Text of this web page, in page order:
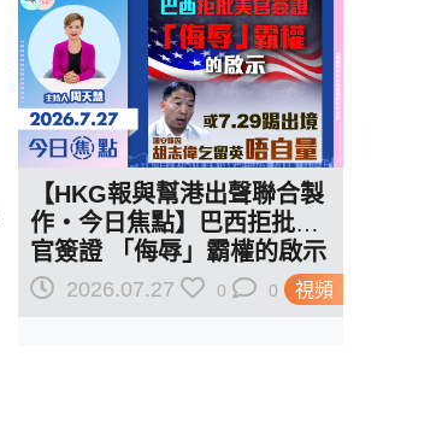
視頻
【HKG報與幫港出聲聯合製
作‧今日焦點】巴西拒批美
官簽證 「侮辱」霸權的啟示
或7.29踢出境 胡志偉乞留英
2026.07.27 0 0